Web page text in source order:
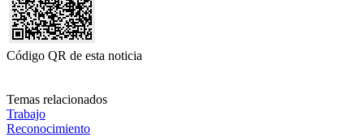
Código QR de esta noticia
Temas relacionados
Trabajo
Reconocimiento